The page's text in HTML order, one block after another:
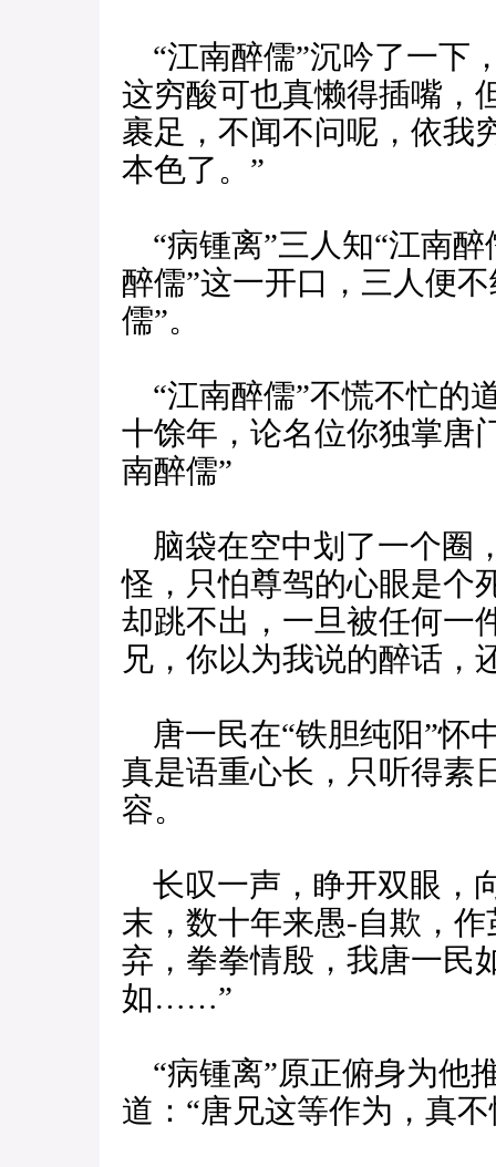
“江南醉儒”沉吟了一下
这穷酸可也真懒得插嘴，
裹足，不闻不问呢，依我
本色了。”
“病锺离”三人知“江南醉
醉儒”这一开口，三人便
儒”。
“江南醉儒”不慌不忙的
十馀年，论名位你独掌
南醉儒”
脑袋在空中划了一个圈
怪，只怕尊驾的心眼是个
却跳不出，一旦被任何一
兄，你以为我说的醉话，
唐一民在“铁胆纯阳”怀
真是语重心长，只听得素
容。
长叹一声，睁开双眼，
末，数十年来愚-自欺，
弃，拳拳情殷，我唐一民
如……”
“病锺离”原正俯身为他
道：“唐兄这等作为，真